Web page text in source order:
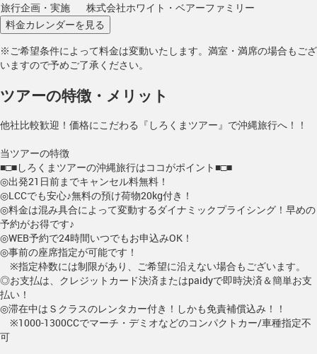
旅行企画・実施 株式会社ホワイト・ベアーファミリー
※ご希望条件によって料金は変動いたします。満室・満席の場合もござ
いますので予めご了承ください。
ツアーの特徴・メリット
他社比較歓迎！価格にこだわる『しろくまツアー』で沖縄旅行へ！！
当ツアーの特徴
■□■しろくまツアーの沖縄旅行はココがポイント■□■
◎出発21日前までキャンセル料無料！
◎LCCでも安心♪無料の預け荷物20kg付き！
◎料金は混み具合によって変動するダイナミックプライシング！早めの
予約がお得です♪
◎WEB予約で24時間いつでもお申込みOK！
◎事前の座席指定が可能です！
※指定枠数には制限があり、ご希望に沿えない場合もございます。
◎お支払は、クレジットカード決済またはpaidyで即時決済＆簡単お支
払い！
◎滞在中はＳクラスのレンタカー付き！しかも免責補償込み！！
※1000-1300CCでマーチ・デミオなどのコンパクトカー/車種指定不
可